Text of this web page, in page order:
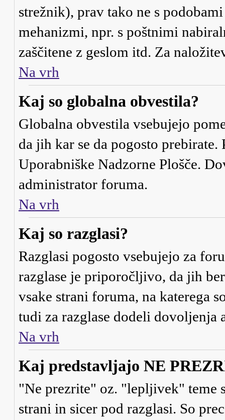
strežnik), prav tako ne s
mehanizmi, npr. s poštnimi
zaščitene z geslom itd. Za
Na vrh
Kaj so globalna obvestila?
Globalna obvestila vsebujejo
da jih kar se da pogosto
Uporabniške Nadzorne Plošče.
administrator foruma.
Na vrh
Kaj so razglasi?
Razglasi pogosto vsebujejo za
razglase je priporočljivo, da jih
vsake strani foruma, na katerega
tudi za razglase dodeli dovoljenja
Na vrh
Kaj predstavljajo NE
"Ne prezrite" oz. "lepljivek" teme
strani in sicer pod razglasi. So